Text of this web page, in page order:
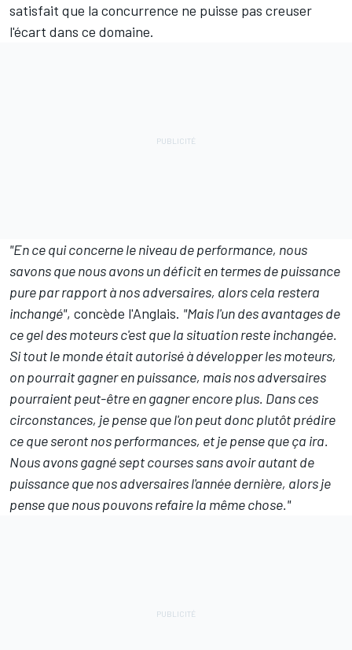
satisfait que la concurrence ne puisse pas creuser
l'écart dans ce domaine.
"En ce qui concerne le niveau de performance, nous
savons que nous avons un déficit en termes de puissance
pure par rapport à nos adversaires, alors cela restera
inchangé", concède l'Anglais. "Mais l'un des avantages de
ce gel des moteurs c'est que la situation reste inchangée.
Si tout le monde était autorisé à développer les moteurs,
on pourrait gagner en puissance, mais nos adversaires
pourraient peut-être en gagner encore plus. Dans ces
circonstances, je pense que l'on peut donc plutôt prédire
ce que seront nos performances, et je pense que ça ira.
Nous avons gagné sept courses sans avoir autant de
puissance que nos adversaires l'année dernière, alors je
pense que nous pouvons refaire la même chose."